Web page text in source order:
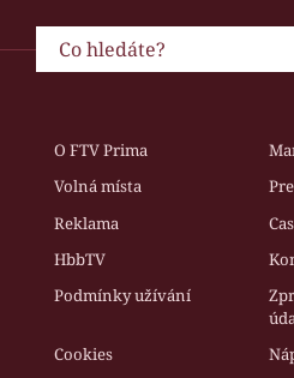
O FTV Prima
Volná místa
Reklama
HbbTV
Podmínky užívání
Cookies